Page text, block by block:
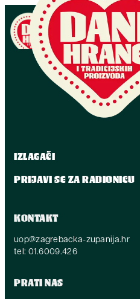
IZLAGAČI
PRIJAVI SE ZA RADIONICU
KONTAKT
uop@zagrebacka-zupanija.hr
tel: 01.6009.426
PRATI NAS